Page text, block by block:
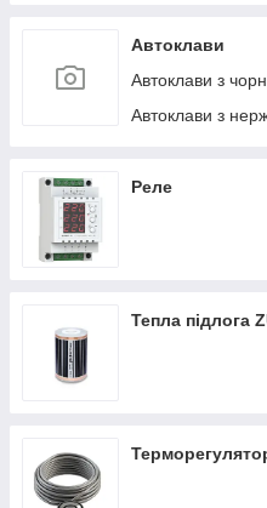
Автоклави
Автоклави з
Автоклави з
Реле
Тепла підлога